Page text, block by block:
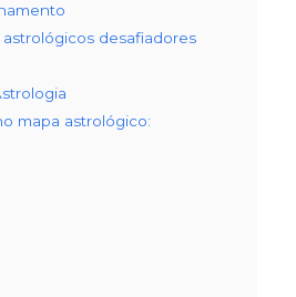
desafiadores
mapa astrológico: